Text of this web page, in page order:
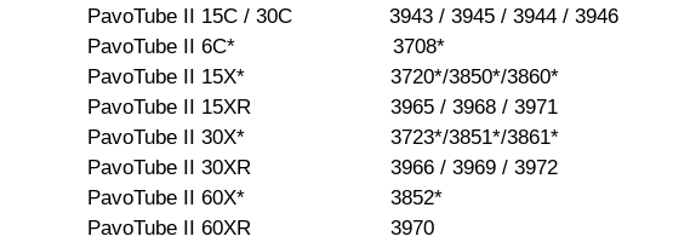
PavoTube II 15C / 30C 3943 / 3945 / 3944 / 3946
PavoTube II 6C* 3708*
PavoTube II 15X* 3720*/3850*/3860*
PavoTube II 15XR 3965 / 3968 / 3971
PavoTube II 30X* 3723*/3851*/3861*
PavoTube II 30XR 3966 / 3969 / 3972
PavoTube II 60X* 3852*
PavoTube II 60XR 3970